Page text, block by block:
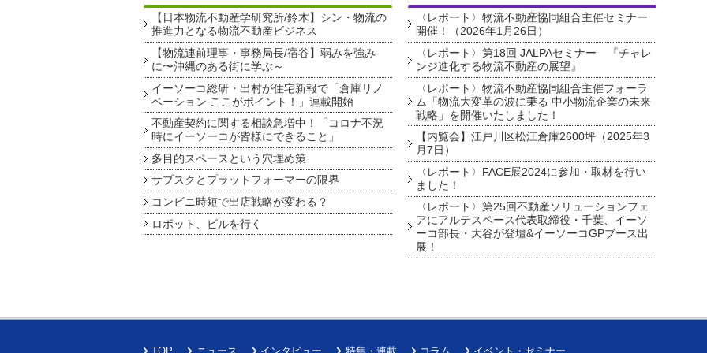
【日本物流不動産学研究所/鈴木】シン・物流の
推進力となる物流不動産ビジネス
【物流連前理事・事務局長/宿谷】弱みを強み
に〜沖縄のある街に学ぶ～
イーソーコ総研・出村が住宅新報で「倉庫リノ
ベーション ここがポイント！」連載開始
不動産契約に関する相談急増中！「コロナ不況
時にイーソーコが皆様にできること」
多目的スペースという穴埋め策
サブスクとプラットフォーマーの限界
コンビニ時短で出店戦略が変わる？
ロボット、ビルを行く
〈レポート〉物流不動産協同組合主催セミナー
開催！（2026年1月26日）
〈レポート〉第18回 JALPAセミナー 『チャレ
ンジ進化する物流不動産の展望』
〈レポート〉物流不動産協同組合主催フォーラ
ム「物流大変革の波に乗る 中小物流企業の未来
戦略」を開催いたしました！
【内覧会】江戸川区松江倉庫2600坪（2025年3
月7日）
〈レポート〉FACE展2024に参加・取材を行い
ました！
〈レポート〉第25回不動産ソリューションフェ
アにアルテスペース代表取締役・千葉、イーソ
ーコ部長・大谷が登壇&イーソーコGPブース出
展！